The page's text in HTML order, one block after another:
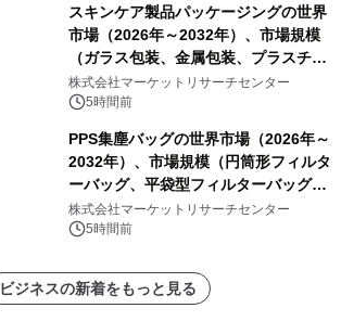
スキンケア製品パッケージングの世界
市場（2026年～2032年）、市場規模
（ガラス包装、金属包装、プラスチッ
ク包装、その他）・分析レポートを発
表
株式会社マーケットリサーチセンター
5時間前
PPS集塵バッグの世界市場（2026年～
2032年）、市場規模（円筒形フィルタ
ーバッグ、平袋型フィルターバッグ、
プリーツフィルターバッグ、その
他）・分析レポートを発表
株式会社マーケットリサーチセンター
5時間前
ビジネスの新着をもっと見る